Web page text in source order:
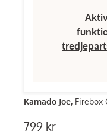
Kamado Joe, Firebox
799 kr